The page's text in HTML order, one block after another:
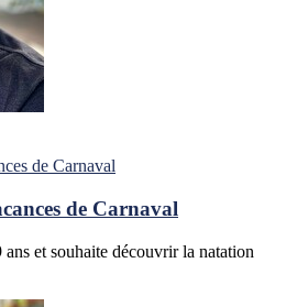
de Carnaval
et souhaite découvrir la natation